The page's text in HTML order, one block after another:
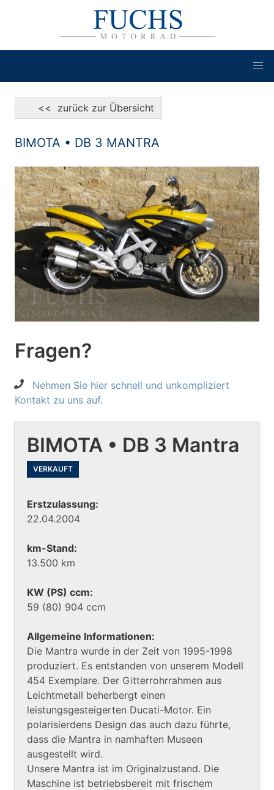
<< zurück zur Übersicht
BIMOTA • DB 3 MANTRA
Fragen?
Nehmen Sie hier schnell und unkompliziert
Kontakt zu uns auf.
BIMOTA • DB 3 Mantra
VERKAUFT
Erstzulassung:
22.04.2004
km-Stand:
13.500 km
KW (PS) ccm:
59 (80) 904 ccm
Allgemeine Informationen:
Die Mantra wurde in der Zeit von 1995-1998
produziert. Es entstanden von unserem Modell
454 Exemplare. Der Gitterrohrrahmen aus
Leichtmetall beherbergt einen
leistungsgesteigerten Ducati-Motor. Ein
polarisierdens Design das auch dazu führte,
dass die Mantra in namhaften Museen
ausgestellt wird.
Unsere Mantra ist im Originalzustand. Die
Maschine ist betriebsbereit mit frischem